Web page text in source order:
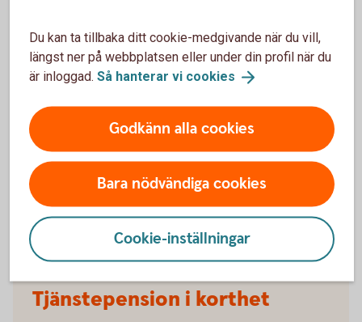
Då fortsätter det sättas av pengar till din
pension.
Den allmänna pensionen betalas
ut så länge du lever
Allmän pension frånstaten
Tjänstepension i korthet
Du kan ta tillbaka ditt cookie-medgivande när du vill,
längst ner på webbplatsen eller under din profil när du
är inloggad. Så hanterar vi cookies
Godkänn alla cookies
Bara nödvändiga cookies
Cookie-inställningar